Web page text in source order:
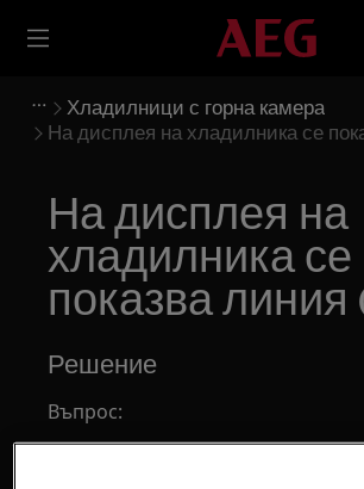
Хладилници с горна камера
На дисплея на хладилника се
На дисплея на
хладилника се
показва
Решение
Въпрос: